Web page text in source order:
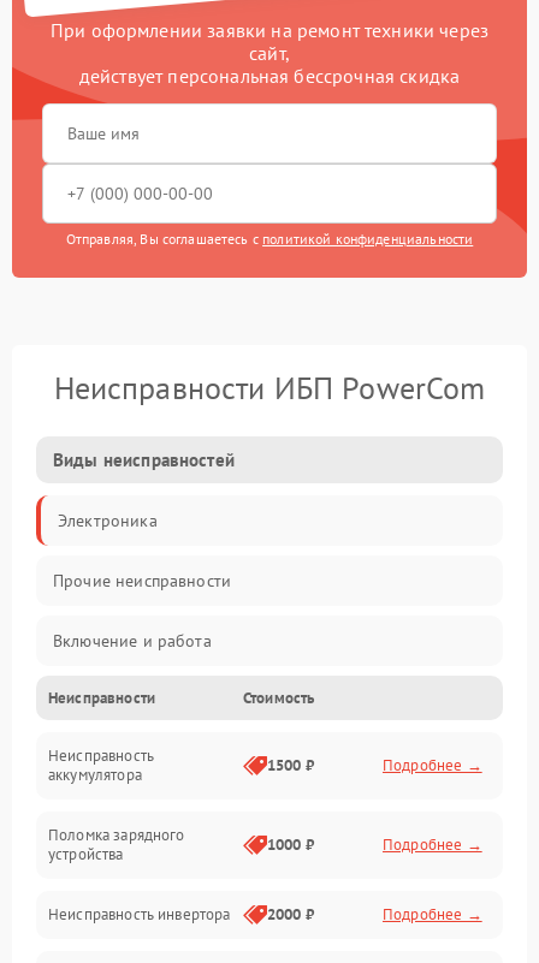
При оформлении заявки на ремонт техники через
сайт,
действует персональная бессрочная скидка
Отправляя, Вы соглашаетесь с политикой конфиденциальности
Неисправности ИБП PowerCom
Виды неисправностей
Электроника
Прочие неисправности
Включение и работа
Работа с нагрузкой
Звук и индикация
Неисправности Стоимость
Неисправность
аккумулятора
1500 ₽ Подробнее →
Поломка зарядного
устройства
1000 ₽ Подробнее →
Неисправность инвертора 2000 ₽ Подробнее →